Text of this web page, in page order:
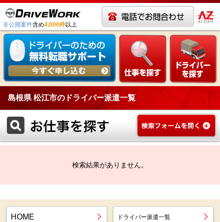
非公開案件含め4,000件以上
島根県 松江市のドライバー派遣一覧
検索結果がありません。
HOME ドライバー派遣一覧